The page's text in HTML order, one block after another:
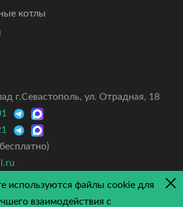
котлы
г.Севастополь, ул. Отрадная, 18
используются файлы cookie для
взаимодействия с